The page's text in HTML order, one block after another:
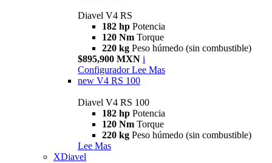
Diavel V4 RS
182 hp Potencia
120 Nm Torque
220 kg Peso húmedo (sin combustible)
$895,900 MXN i
Configurador Lee Mas
new V4 RS 100
Diavel V4 RS 100
182 hp Potencia
120 Nm Torque
220 kg Peso húmedo (sin combustible)
Lee Mas
XDiavel